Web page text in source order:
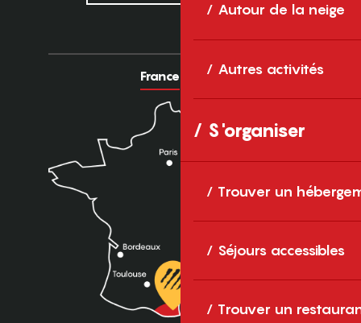
Autour de la neige
Autres activités
S'organiser
Trouver un
Séjours accessibles
Trouver un
France Europe